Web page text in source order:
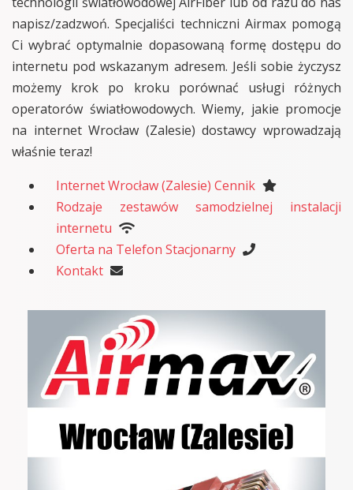
napisz/zadzwoń. Specjaliści techniczni Airmax pomogą
Ci wybrać optymalnie dopasowaną formę dostępu do
internetu pod wskazanym adresem. Jeśli sobie życzysz
możemy krok po kroku porównać usługi różnych
operatorów światłowodowych. Wiemy, jakie promocje
na internet Wrocław (Zalesie) dostawcy wprowadzają
właśnie teraz!
Internet Wrocław (Zalesie) Cennik
Rodzaje zestawów samodzielnej instalacji
internetu
Oferta na Telefon Stacjonarny
Kontakt